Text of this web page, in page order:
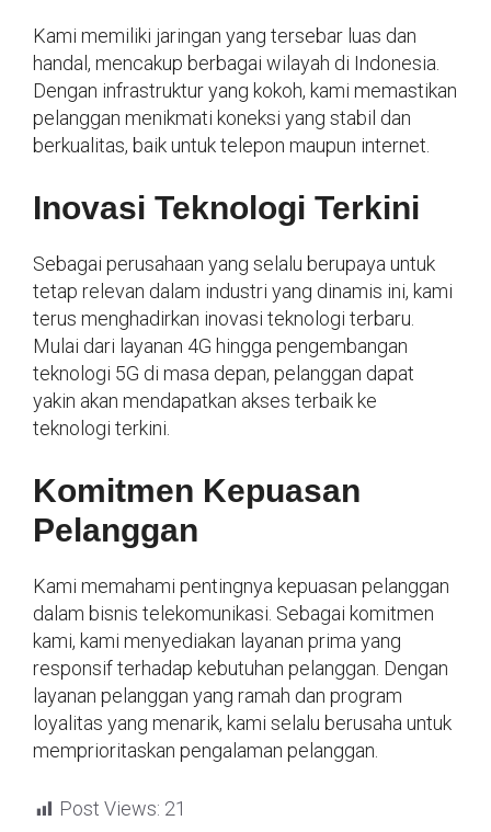
Kami memiliki jaringan yang tersebar luas dan
handal, mencakup berbagai wilayah di Indonesia.
Dengan infrastruktur yang kokoh, kami memastikan
pelanggan menikmati koneksi yang stabil dan
berkualitas, baik untuk telepon maupun internet.
Inovasi Teknologi Terkini
Sebagai perusahaan yang selalu berupaya untuk
tetap relevan dalam industri yang dinamis ini, kami
terus menghadirkan inovasi teknologi terbaru.
Mulai dari layanan 4G hingga pengembangan
teknologi 5G di masa depan, pelanggan dapat
yakin akan mendapatkan akses terbaik ke
teknologi terkini.
Komitmen Kepuasan
Pelanggan
Kami memahami pentingnya kepuasan pelanggan
dalam bisnis telekomunikasi. Sebagai komitmen
kami, kami menyediakan layanan prima yang
responsif terhadap kebutuhan pelanggan. Dengan
layanan pelanggan yang ramah dan program
loyalitas yang menarik, kami selalu berusaha untuk
memprioritaskan pengalaman pelanggan.
Post Views: 21